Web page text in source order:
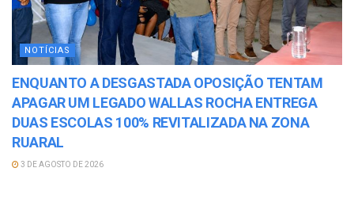
NOTÍCIAS
ENQUANTO A DESGASTADA OPOSIÇÃO TENTAM
APAGAR UM LEGADO WALLAS ROCHA ENTREGA
DUAS ESCOLAS 100% REVITALIZADA NA ZONA
RUARAL
3 DE AGOSTO DE 2026